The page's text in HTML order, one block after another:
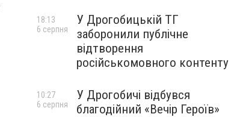
У Дрогобицькій ТГ
заборонили публічне
відтворення
російськомовного контенту
18:13
6 серпня
У Дрогобичі відбувся
благодійний «Вечір Героїв»
10:27
6 серпня